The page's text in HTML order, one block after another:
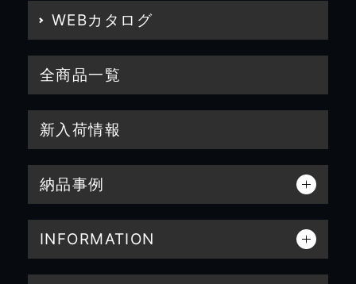
WEBカタログ
全商品一覧
新入荷情報
納品事例
INFORMATION